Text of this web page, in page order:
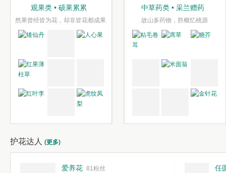
观果类 • 硕果累累
然果曾经皆为花，却非皆花都成果
中草药类 • 采兰赠药
故山多药物，胜概忆桃源
护花达人 (更多)
爱养花 81粉丝
任